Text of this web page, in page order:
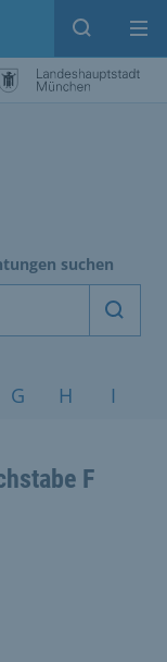
Suche
suchen
G H I
F